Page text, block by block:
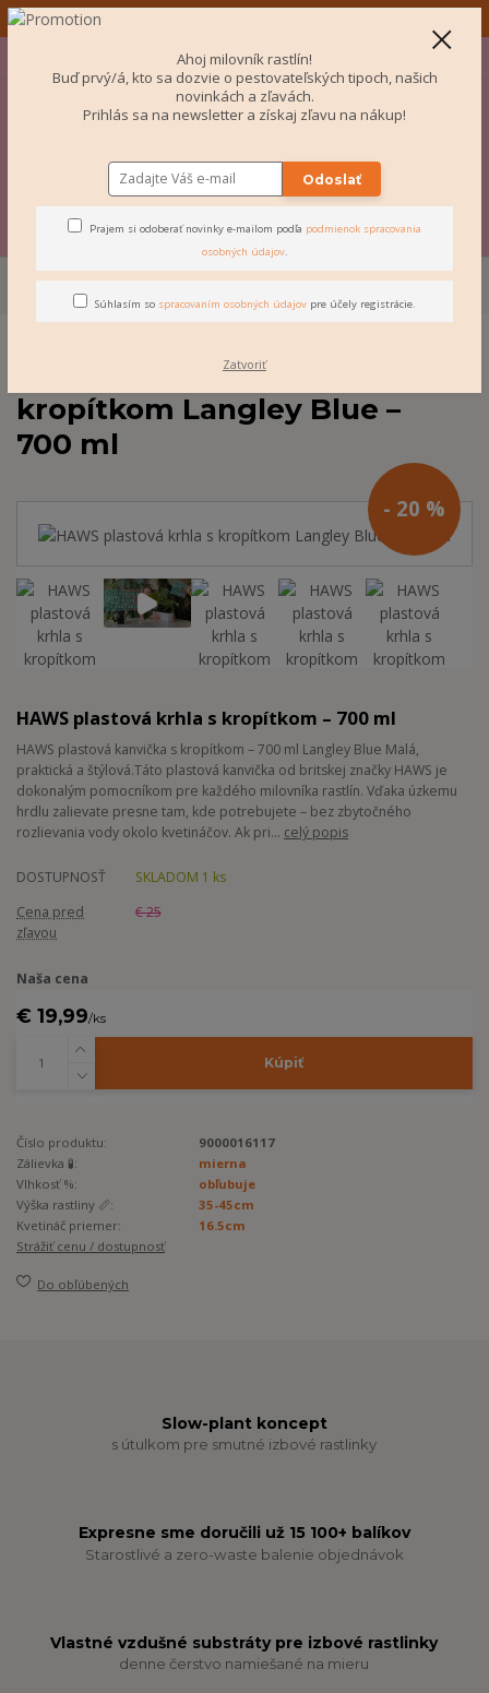
Po-Pi 10-16:00
Úvod DOPLNKY
HAWS plastová krhla s kropítkom Langley Blue – 700
HAWS plastová krhla s
kropítkom Langley Blue –
700 ml
- 20 %
HAWS plastová krhla s kropítkom – 700 ml
HAWS plastová kanvička s kropítkom – 700 ml Langley Blue Malá,
praktická a štýlová.Táto plastová kanvička od britskej značky HAWS je
dokonalým pomocníkom pre každého milovníka rastlín. Vďaka úzkemu
hrdlu zalievate presne tam, kde potrebujete – bez zbytočného
rozlievania vody okolo kvetináčov. Ak pri... celý popis
DOSTUPNOSŤ
SKLADOM 1 ks
Cena pred
zľavou
€ 25
Naša cena
€ 19,99/ks
Kúpiť
Číslo produktu:
9000016117
Zálievka 🧪:
mierna
Vlhkosť %:
obľubuje
Výška rastliny 📏:
35-45cm
Kvetináč priemer:
16.5cm
Strážiť cenu / dostupnosť
Do obľúbených
Slow-plant koncept
s útulkom pre smutné izbové rastlinky
Expresne sme doručili už 15 100+ balíkov
Starostlivé a zero-waste balenie objednávok
Vlastné vzdušné substráty pre izbové rastlinky
denne čerstvo namiešané na mieru
Ahoj milovník rastlín!
Buď prvý/á, kto sa dozvie o pestovateľských tipoch, našich
novinkách a zľavách.
Prihlás sa na newsletter a získaj zľavu na nákup!
Odoslať
Prajem si odoberať novinky e-mailom podľa podmienok spracovania
osobných údajov.
Súhlasím so spracovaním osobných údajov pre účely registrácie.
Zatvoriť